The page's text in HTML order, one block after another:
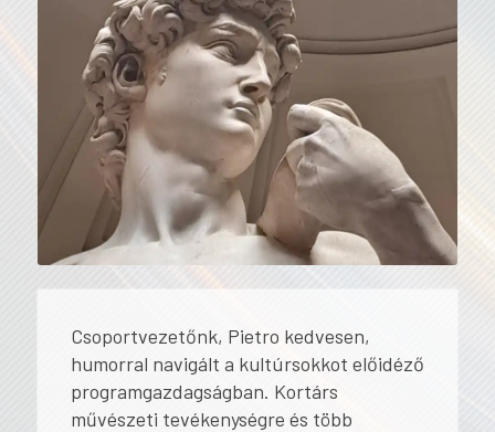
Csoportvezetőnk, Pietro kedvesen,
humorral navigált a kultúrsokkot előidéző
programgazdagságban. Kortárs
művészeti tevékenységre és több